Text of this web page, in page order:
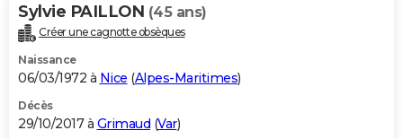
Sylvie PAILLON (45 ans)
Créer une cagnotte obsèques
Naissance
06/03/1972 à Nice (Alpes-Maritimes)
Décès
29/10/2017 à Grimaud (Var)